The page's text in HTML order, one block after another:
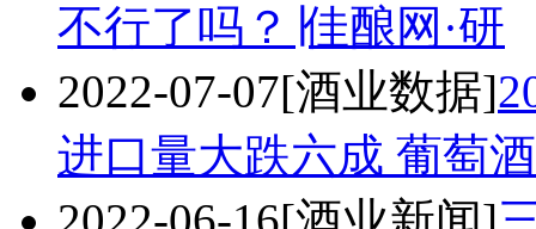
不行了吗？∣佳酿网·研
2022-07-07[酒业数据]
进口量大跌六成 葡萄